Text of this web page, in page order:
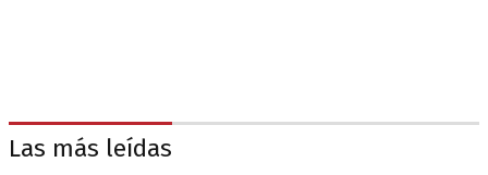
Las más leídas